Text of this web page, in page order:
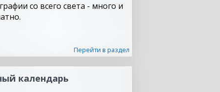
со всего света - много и
Перейти в раздел
календарь